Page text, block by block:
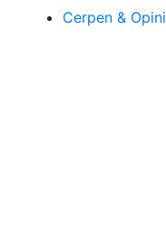
Cerpen & Opini